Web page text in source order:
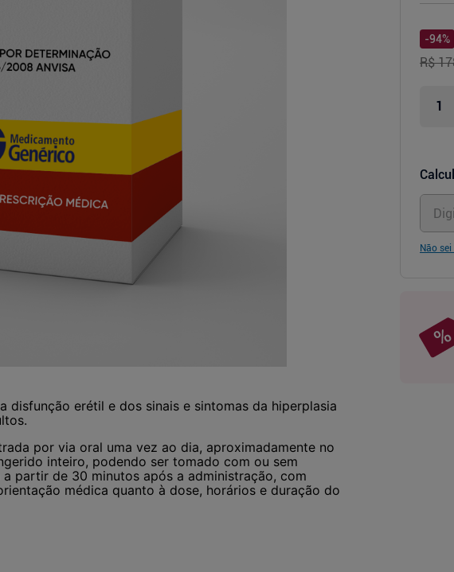
disfunção erétil e dos sinais e sintomas da hiperplasia
por via oral uma vez ao dia, aproximadamente no
inteiro, podendo ser tomado com ou sem
partir de 30 minutos após a administração, com
médica quanto à dose, horários e duração do
-94%
R$
Não sei